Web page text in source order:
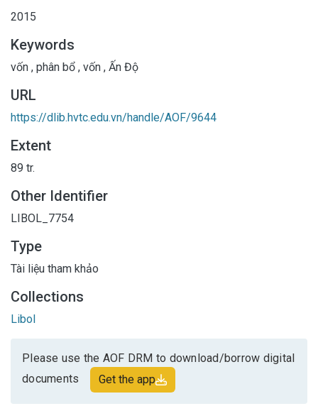
2015
Keywords
vốn , phân bổ , vốn , Ấn Độ
URL
https://dlib.hvtc.edu.vn/handle/AOF/9644
Extent
89 tr.
Other Identifier
LIBOL_7754
Type
Tài liệu tham khảo
Collections
Libol
Please use the AOF DRM to download/borrow digital
documents
Get the app